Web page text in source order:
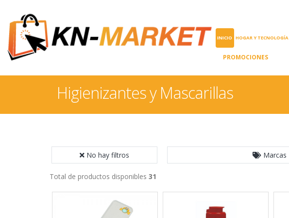
INICIO HOGAR Y TECNOLOGÍA
PROMOCIONES
Higienizantes y Mascarillas
No hay filtros Marcas
Total de productos disponibles 31